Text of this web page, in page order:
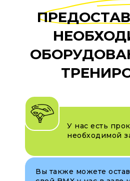
У нас есть
необходимой
Вы также можете